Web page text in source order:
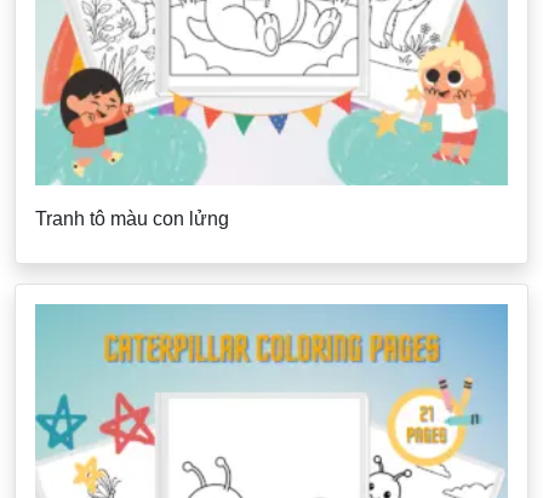
Tranh tô màu con lửng